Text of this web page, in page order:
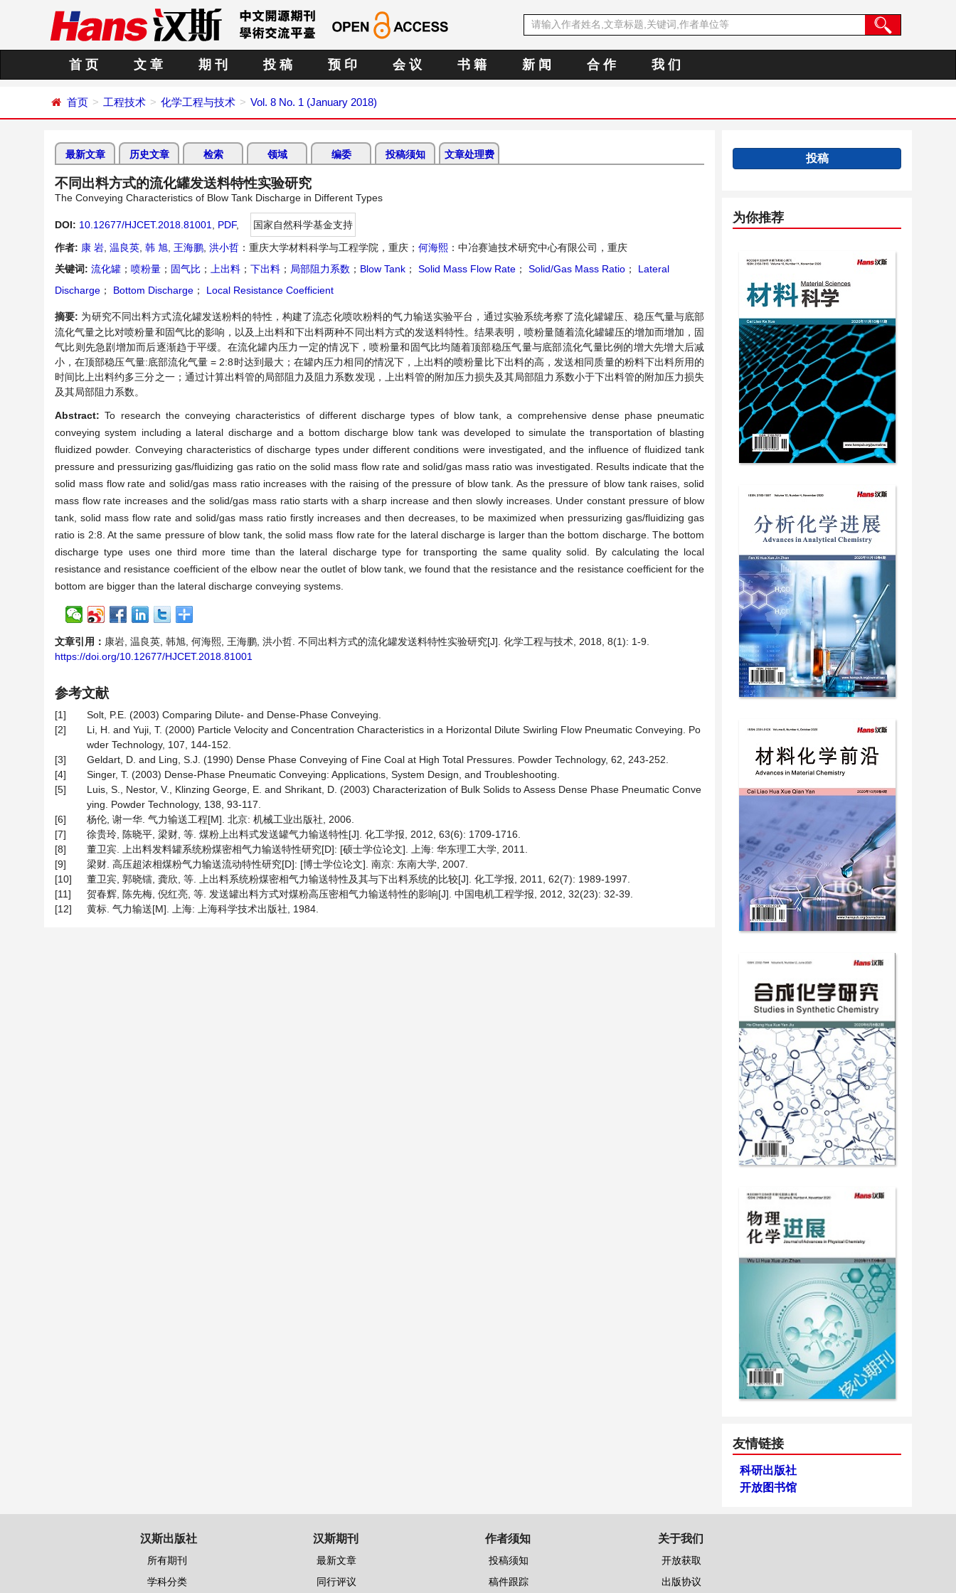
首 页 文 章 期 刊 投 稿 预 印 会 议 书 籍 新 闻 合 作 我 们
首页 工程技术 化学工程与技术 Vol. 8 No. 1 (January 2018)
最新文章 历史文章 检索 领域 编委 投稿须知 文章处理费
不同出料方式的流化罐发送料特性实验研究
The Conveying Characteristics of Blow Tank Discharge in Different Types
DOI: 10.12677/HJCET.2018.81001 PDF,
国家自然科学基金支持
作者: 康 岩 温良英 韩 旭 王海鹏 洪小哲 ：重庆大学材料科学与工程学院，重庆； 何海熙 ：中冶赛迪技术研究中心有限公司，重庆
关键词: 流化罐 ； 喷粉量 ； 固气比 ； 上出料 ； 下出料 ； 局部阻力系数 ； Blow Tank ； Solid Mass Flow Rate ； Solid/Gas Mass Ratio ；
Lateral
Discharge ； Bottom Discharge ； Local Resistance Coefficient
摘要: 为研究不同出料方式流化罐发送粉料的特性，构建了流态化喷吹粉料的气力输送实验平台，通过实验系统考察了流化罐罐压、稳压气量与底部
流化气量之比对喷粉量和固气比的影响，以及上出料和下出料两种不同出料方式的发送料特性。结果表明，喷粉量随着流化罐罐压的增加而增加，固
气比则先急剧增加而后逐渐趋于平缓。在流化罐内压力一定的情况下，喷粉量和固气比均随着顶部稳压气量与底部流化气量比例的增大先增大后减
小，在顶部稳压气量:底部流化气量 = 2:8时达到最大；在罐内压力相同的情况下，上出料的喷粉量比下出料的高，发送相同质量的粉料下出料所用的
时间比上出料约多三分之一；通过计算出料管的局部阻力及阻力系数发现，上出料管的附加压力损失及其局部阻力系数小于下出料管的附加压力损失
及其局部阻力系数。
Abstract:To research the conveying characteristics of different discharge types of blow tank, a comprehensive dense phase pneumatic
conveying system including a lateral discharge and a bottom discharge blow tank was developed to simulate the transportation of blasting
fluidized powder. Conveying characteristics of discharge types under different conditions were investigated, and the influence of fluidized tank
pressure and pressurizing gas/fluidizing gas ratio on the solid mass flow rate and solid/gas mass ratio was investigated. Results indicate that the
solid mass flow rate and solid/gas mass ratio increases with the raising of the pressure of blow tank. As the pressure of blow tank raises, solid
mass flow rate increases and the solid/gas mass ratio starts with a sharp increase and then slowly increases. Under constant pressure of blow
tank, solid mass flow rate and solid/gas mass ratio firstly increases and then decreases, to be maximized when pressurizing gas/fluidizing gas
ratio is 2:8. At the same pressure of blow tank, the solid mass flow rate for the lateral discharge is larger than the bottom discharge. The bottom
discharge type uses one third more time than the lateral discharge type for transporting the same quality solid. By calculating the local
resistance and resistance coefficient of the elbow near the outlet of blow tank, we found that the resistance and the resistance coefficient for the
bottom are bigger than the lateral discharge conveying systems.
文章引用： 康岩, 温良英, 韩旭, 何海熙, 王海鹏, 洪小哲. 不同出料方式的流化罐发送料特性实验研究[J]. 化学工程与技术, 2018, 8(1): 1-9.
https://doi.org/10.12677/HJCET.2018.81001
参考文献
[1]
Solt, P.E. (2003) Comparing Dilute- and Dense-Phase Conveying.
[2]
Li, H. and Yuji, T. (2000) Particle Velocity and Concentration Characteristics in a Horizontal Dilute Swirling Flow Pneumatic Conveying. Po
wder Technology, 107, 144-152.
[3]
Geldart, D. and Ling, S.J. (1990) Dense Phase Conveying of Fine Coal at High Total Pressures. Powder Technology, 62, 243-252.
[4]
Singer, T. (2003) Dense-Phase Pneumatic Conveying: Applications, System Design, and Troubleshooting.
[5]
Luis, S., Nestor, V., Klinzing George, E. and Shrikant, D. (2003) Characterization of Bulk Solids to Assess Dense Phase Pneumatic Conve
ying. Powder Technology, 138, 93-117.
[6]
杨伦, 谢一华. 气力输送工程[M]. 北京: 机械工业出版社, 2006.
[7]
徐贵玲, 陈晓平, 梁财, 等. 煤粉上出料式发送罐气力输送特性[J]. 化工学报, 2012, 63(6): 1709-1716.
[8]
董卫宾. 上出料发料罐系统粉煤密相气力输送特性研究[D]: [硕士学位论文]. 上海: 华东理工大学, 2011.
[9]
梁财. 高压超浓相煤粉气力输送流动特性研究[D]: [博士学位论文]. 南京: 东南大学, 2007.
[10]
董卫宾, 郭晓镭, 龚欣, 等. 上出料系统粉煤密相气力输送特性及其与下出料系统的比较[J]. 化工学报, 2011, 62(7): 1989-1997.
[11]
贺春辉, 陈先梅, 倪红亮, 等. 发送罐出料方式对煤粉高压密相气力输送特性的影响[J]. 中国电机工程学报, 2012, 32(23): 32-39.
[12]
黄标. 气力输送[M]. 上海: 上海科学技术出版社, 1984.
投稿
为你推荐
友情链接
科研出版社
开放图书馆
汉斯出版社
所有期刊
学科分类
汉斯期刊
最新文章
同行评议
作者须知
投稿须知
稿件跟踪
关于我们
开放获取
出版协议